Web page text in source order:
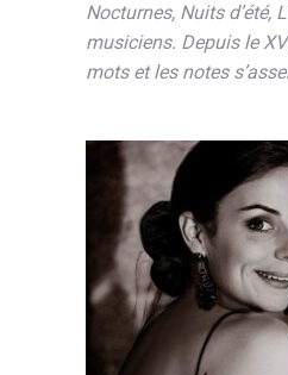
Nocturnes, Nuits d’été,
musiciens. Depuis le
mots et les notes